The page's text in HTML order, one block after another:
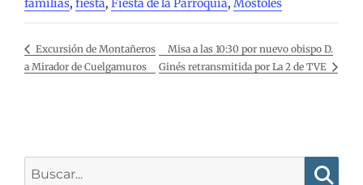
familias, fiesta, Fiesta de la Parroquia, Móstoles
Excursión de Montañeros
a Mirador de Cuelgamuros
Misa a las 10:30 por nuevo obispo D.
Ginés retransmitida por La 2 de TVE